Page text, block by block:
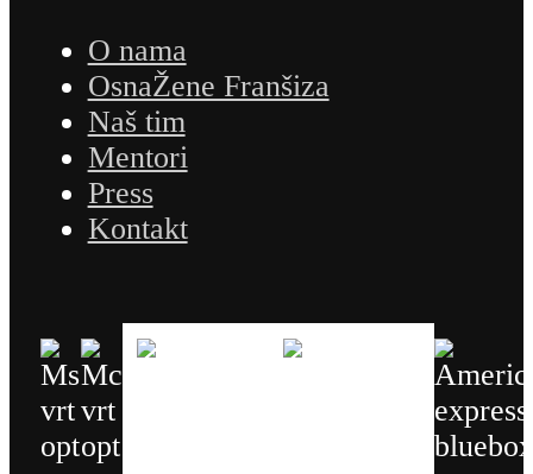
O nama
OsnaŽene Franšiza
Naš tim
Mentori
Press
Kontakt